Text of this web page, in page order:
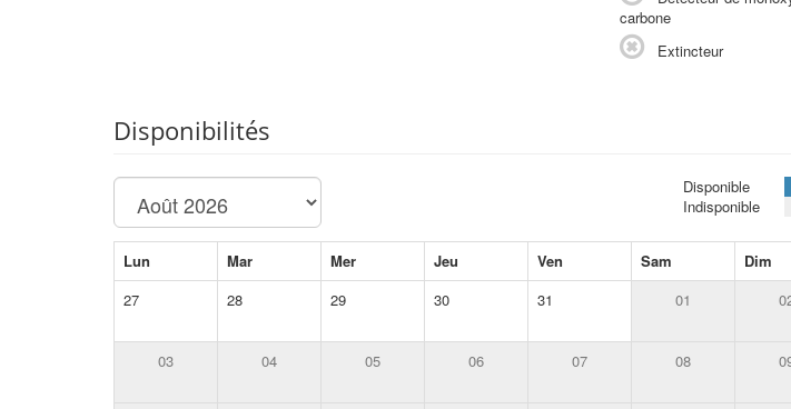
carbone
Extincteur
Disponibilités
Disponible
Indisponible
Lun Mar Mer Jeu Ven Sam
Dim
27
28 29 30 31 01
03 04 05 06 07 08